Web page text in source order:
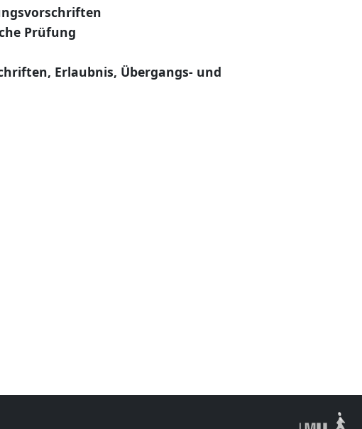
Prüfung
Erlaubnis, Übergangs- und